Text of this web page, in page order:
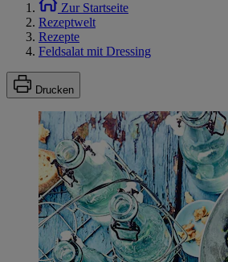
Zur Startseite
Rezeptwelt
Rezepte
Feldsalat mit Dressing
Drucken